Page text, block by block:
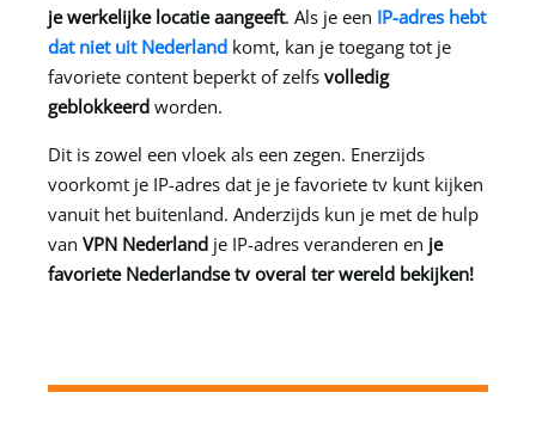
je werkelijke locatie aangeeft. Als je een IP-adres hebt
dat niet uit Nederland komt, kan je toegang tot je
favoriete content beperkt of zelfs volledig
geblokkeerd worden.
Dit is zowel een vloek als een zegen. Enerzijds
voorkomt je IP-adres dat je je favoriete tv kunt kijken
vanuit het buitenland. Anderzijds kun je met de hulp
van VPN Nederland je IP-adres veranderen en je
favoriete Nederlandse tv overal ter wereld bekijken!